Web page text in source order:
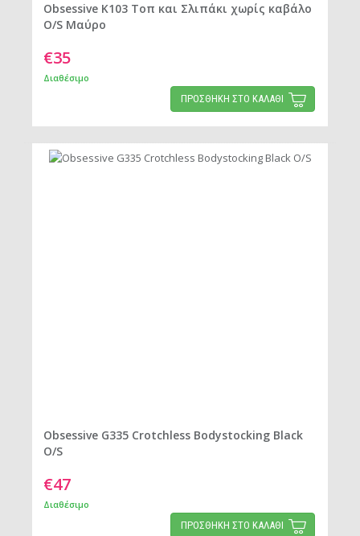
Obsessive K103 Τοπ και Σλιπάκι χωρίς καβάλο
O/S Μαύρο
€35
Διαθέσιμο
ΠΡΟΣΘΗΚΗ ΣΤΟ ΚΑΛΑΘΙ
Obsessive G335 Crotchless Bodystocking Black
O/S
€47
Διαθέσιμο
ΠΡΟΣΘΗΚΗ ΣΤΟ ΚΑΛΑΘΙ